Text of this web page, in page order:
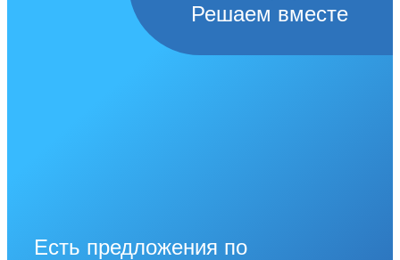
Решаем вместе
Есть предложения по